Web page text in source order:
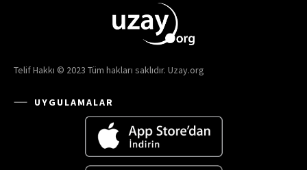
Telif Hakkı © 2023 Tüm hakları saklıdır. Uzay.org
UYGULAMALAR